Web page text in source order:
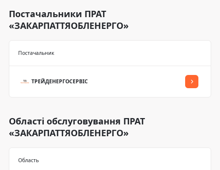
Постачальники ПРАТ
«ЗАКАРПАТТЯОБЛЕНЕРГО»
Постачальник
ТРЕЙДЕНЕРГОСЕРВІС
Області обслуговування ПРАТ
«ЗАКАРПАТТЯОБЛЕНЕРГО»
Область